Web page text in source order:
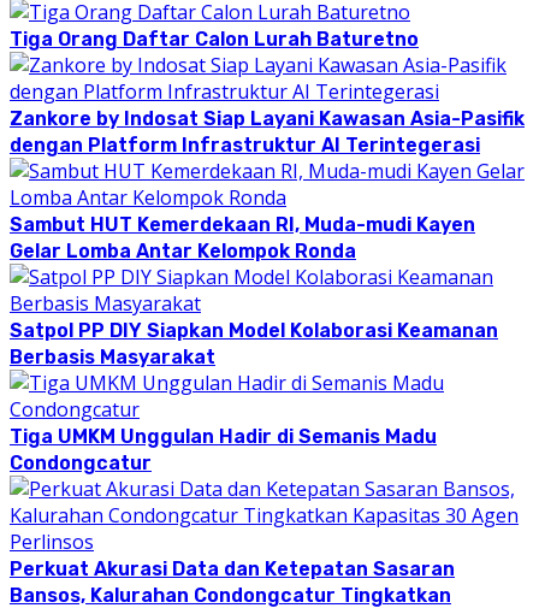
Tiga Orang Daftar Calon Lurah Baturetno
Zankore by Indosat Siap Layani Kawasan Asia-Pasifik
dengan Platform Infrastruktur AI Terintegerasi
Sambut HUT Kemerdekaan RI, Muda-mudi Kayen
Gelar Lomba Antar Kelompok Ronda
Satpol PP DIY Siapkan Model Kolaborasi Keamanan
Berbasis Masyarakat
Tiga UMKM Unggulan Hadir di Semanis Madu
Condongcatur
Perkuat Akurasi Data dan Ketepatan Sasaran
Bansos, Kalurahan Condongcatur Tingkatkan